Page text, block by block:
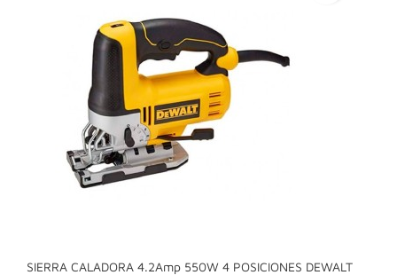
SIERRA CALADORA 4.2Amp 550W 4 POSICIONES DEWALT